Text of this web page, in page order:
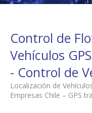
Control de
Vehículos
- Control de
Localización de
Empresas Chile – GPS